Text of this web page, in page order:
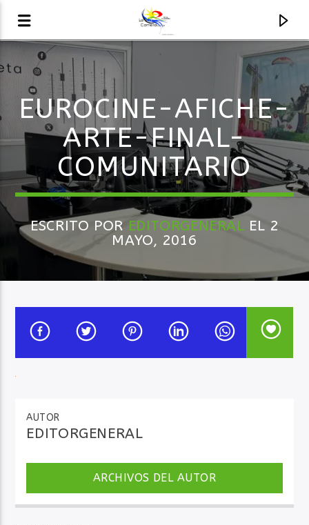
AUDIO EN VIVO
LA COMETA, SEÑALES A CIELO ABIERTO
EUROCINE-AFICHE-
ARTE-FINAL-
COMUNITARIO
ESCRITO POR EDITORGENERAL EL 2
MAYO, 2016
AUTOR
EDITORGENERAL
ARCHIVOS DEL AUTOR